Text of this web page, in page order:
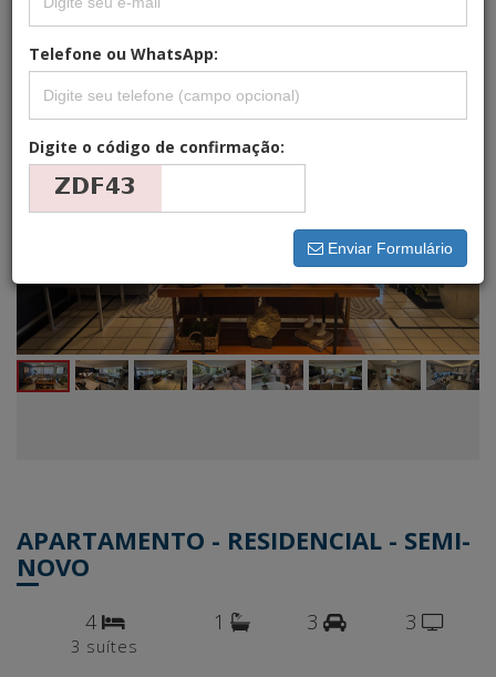
APARTAMENTO À VENDA EM
MONTEIRO COM 300M²!
APARTAMENTO - RESIDENCIAL - SEMI-
NOVO
4
3 suítes
1 3 3
Telefone ou WhatsApp:
Digite o código de confirmação:
Enviar Formulário